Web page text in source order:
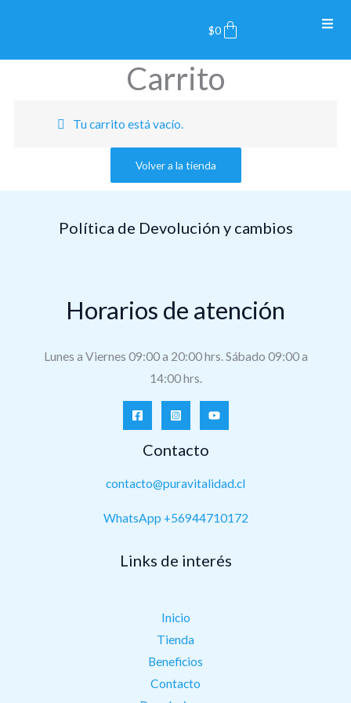
$0Cart
Carrito
Tu carrito está vacío.
Volver a la tienda
Política de Devolución y cambios
Horarios de atención
Lunes a Viernes 09:00 a 20:00 hrs. Sábado 09:00 a
14:00 hrs.
Contacto
contacto@puravitalidad.cl
WhatsApp +56944710172
Links de interés
Inicio
Tienda
Beneficios
Contacto